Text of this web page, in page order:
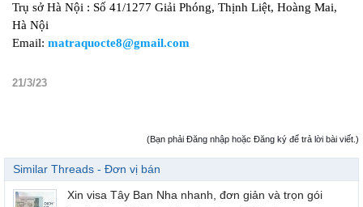
Trụ sở Hà Nội : Số 41/1277 Giải Phóng, Thịnh Liệt, Hoàng Mai,
Hà Nội
Email: matraquocte8@gmail.com
21/3/23
(Bạn phải Đăng nhập hoặc Đăng ký để trả lời bài viết.)
Similar Threads - Đơn vị bán
Xin visa Tây Ban Nha nhanh, đơn giản và trọn gói